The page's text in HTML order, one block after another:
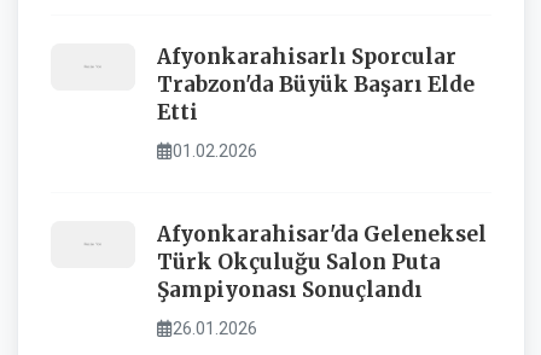
Afyonkarahisarlı Sporcular
Trabzon'da Büyük Başarı Elde
Etti
01.02.2026
Afyonkarahisar'da Geleneksel
Türk Okçuluğu Salon Puta
Şampiyonası Sonuçlandı
26.01.2026